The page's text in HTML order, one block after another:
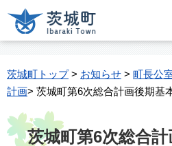
茨城町トップ> お知らせ > 町長公
計画> 茨城町第6次総合計画後期基
茨城町第6次総合